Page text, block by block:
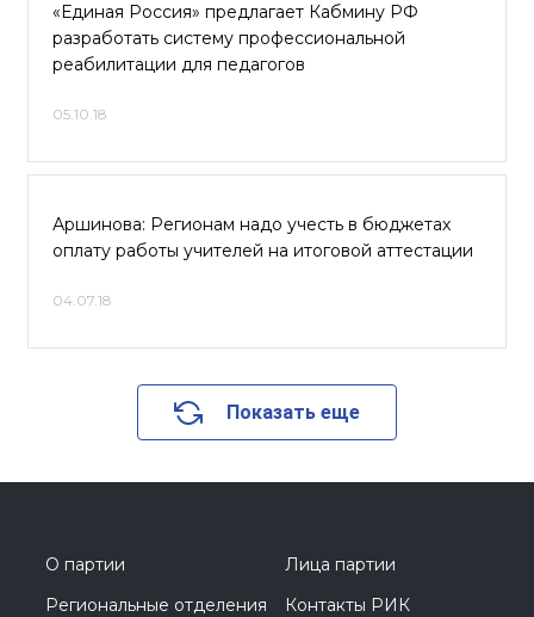
«Единая Россия» предлагает Кабмину РФ
разработать систему профессиональной
реабилитации для педагогов
05.10.18
Аршинова: Регионам надо учесть в бюджетах
оплату работы учителей на итоговой аттестации
04.07.18
Показать еще
О партии
Лица партии
Региональные отделения
Контакты РИК